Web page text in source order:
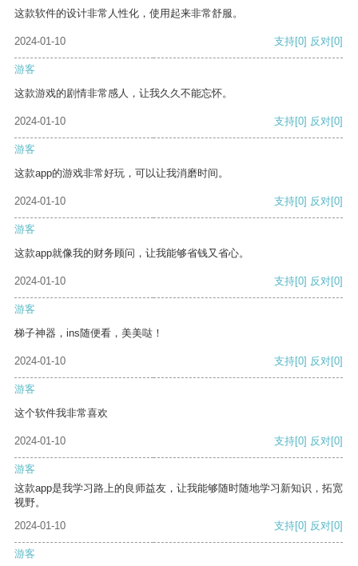
这款软件的设计非常人性化，使用起来非常舒服。
2024-01-10 支持[0] 反对[0]
游客
这款游戏的剧情非常感人，让我久久不能忘怀。
2024-01-10 支持[0] 反对[0]
游客
这款app的游戏非常好玩，可以让我消磨时间。
2024-01-10 支持[0] 反对[0]
游客
这款app就像我的财务顾问，让我能够省钱又省心。
2024-01-10 支持[0] 反对[0]
游客
梯子神器，ins随便看，美美哒！
2024-01-10 支持[0] 反对[0]
游客
这个软件我非常喜欢
2024-01-10 支持[0] 反对[0]
游客
这款app是我学习路上的良师益友，让我能够随时随地学习新知识，拓宽
视野。
2024-01-10
支持[0] 反对[0]
游客